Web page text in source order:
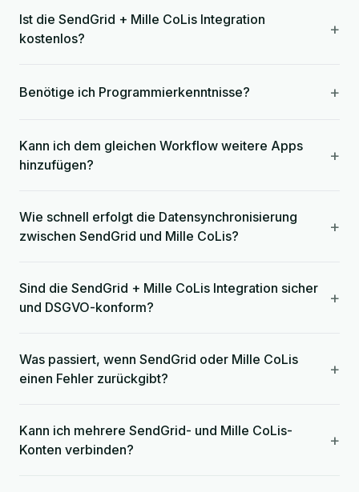
Ist die SendGrid + Mille CoLis Integration
kostenlos?
+
Benötige ich Programmierkenntnisse? +
Kann ich dem gleichen Workflow weitere Apps
hinzufügen?
+
Wie schnell erfolgt die Datensynchronisierung
zwischen SendGrid und Mille CoLis?
+
Sind die SendGrid + Mille CoLis Integration sicher
und DSGVO-konform?
+
Was passiert, wenn SendGrid oder Mille CoLis
einen Fehler zurückgibt?
+
Kann ich mehrere SendGrid- und Mille CoLis-
Konten verbinden?
+